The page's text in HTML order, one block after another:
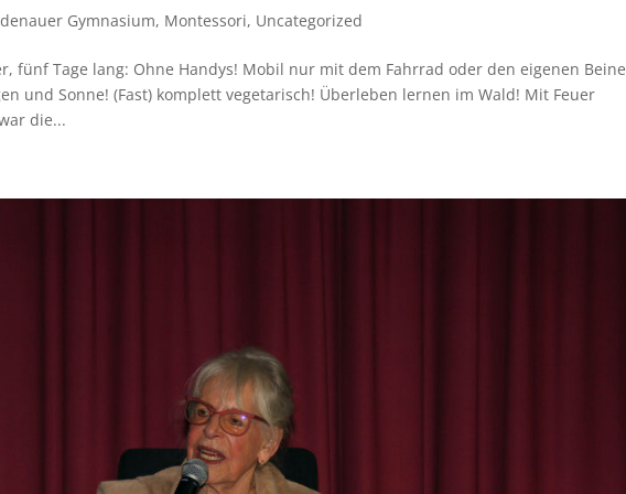
Gymnasium, Montessori, Uncategorized
fünf Tage lang: Ohne Handys! Mobil nur mit dem Fahrrad oder den eigenen
und Sonne! (Fast) komplett vegetarisch! Überleben lernen im Wald! Mit Feuer
die...